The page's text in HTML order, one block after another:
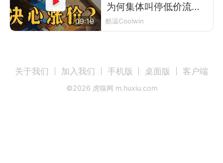
09:19
为何集体叫停低价流量
卡？
酷温Coolwin
关于我们 加入我们 手机版 桌面版 客户端
©2026 虎嗅网 m.huxiu.com